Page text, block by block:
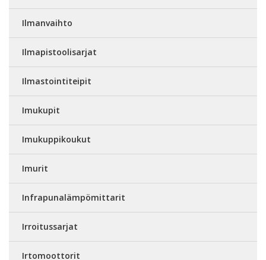
Ilmanvaihto
Ilmapistoolisarjat
Ilmastointiteipit
Imukupit
Imukuppikoukut
Imurit
Infrapunalämpömittarit
Irroitussarjat
Irtomoottorit